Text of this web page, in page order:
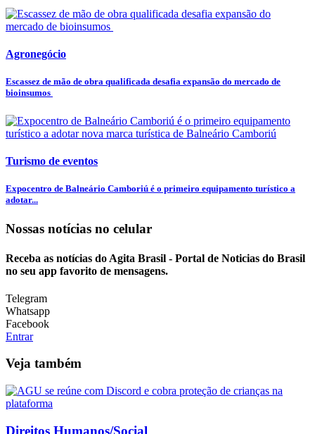
Agronegócio
Escassez de mão de obra qualificada desafia expansão do mercado de
bioinsumos
Turismo de eventos
Expocentro de Balneário Camboriú é o primeiro equipamento turístico a
adotar...
Nossas notícias no celular
Receba as notícias do Agita Brasil - Portal de Noticias do Brasil
no seu app favorito de mensagens.
Telegram
Whatsapp
Facebook
Entrar
Veja também
Direitos Humanos/Social